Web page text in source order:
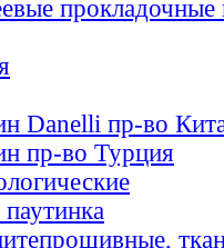
прокладочные
Danelli пр-во
пр-во Турция